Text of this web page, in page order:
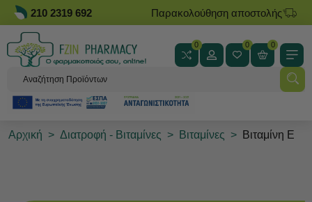
210 2319 692 Παρακολούθηση αποστολής
0 0 0
Αρχική > Διατροφή - Βιταμίνες > Βιταμίνες > Βιταμίνη Ε